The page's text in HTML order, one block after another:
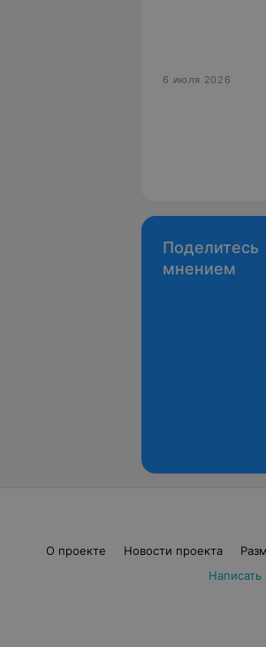
6 июля 2026
Поделитесь
мнением
О проекте Новости проекта